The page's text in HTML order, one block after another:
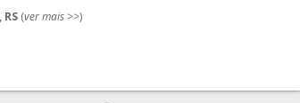
(ver mais >>)